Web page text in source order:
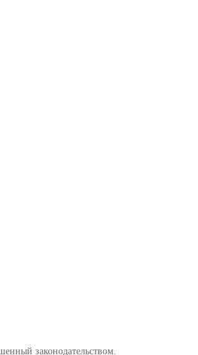
законодательством.